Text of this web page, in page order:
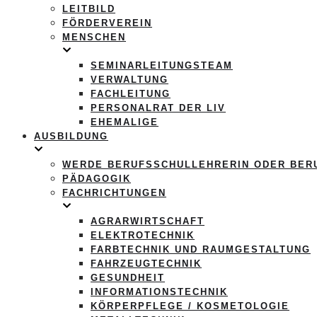
LEITBILD
FÖRDERVEREIN
MENSCHEN
SEMINARLEITUNGSTEAM
VERWALTUNG
FACHLEITUNG
PERSONALRAT DER LIV
EHEMALIGE
AUSBILDUNG
WERDE BERUFSSCHULLEHRERIN ODER
PÄDAGOGIK
FACHRICHTUNGEN
AGRARWIRTSCHAFT
ELEKTROTECHNIK
FARBTECHNIK UND RAUMGESTALTUNG
FAHRZEUGTECHNIK
GESUNDHEIT
INFORMATIONSTECHNIK
KÖRPERPFLEGE / KOSMETOLOGIE